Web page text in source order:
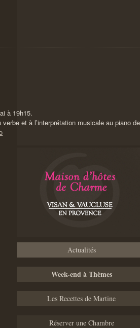
à 19h15.
et à l’interprétation musicale au piano
Actualités
Week-end à Thèmes
Les Recettes de Martine
Réserver une Chambre